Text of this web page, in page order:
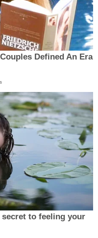
Defined An Era
to feeling your